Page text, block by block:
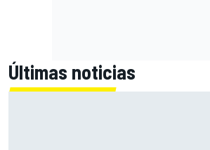
Últimas noticias